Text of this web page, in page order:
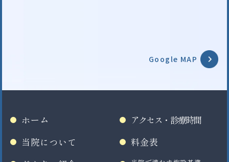
Google MAP
ホーム
当院について
アクセス・診療時間
料金表